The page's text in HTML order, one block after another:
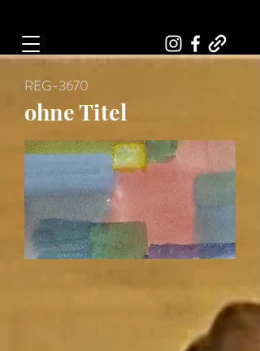
REG-3670
ohne Titel